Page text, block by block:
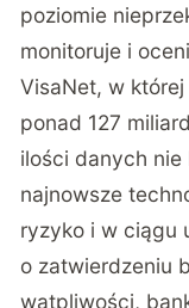
poziomie
monitoruje i
VisaNet, w
ponad 127
ilości danych
najnowsze
ryzyko i w ciągu
o zatwierdzeniu
wątpliwości,